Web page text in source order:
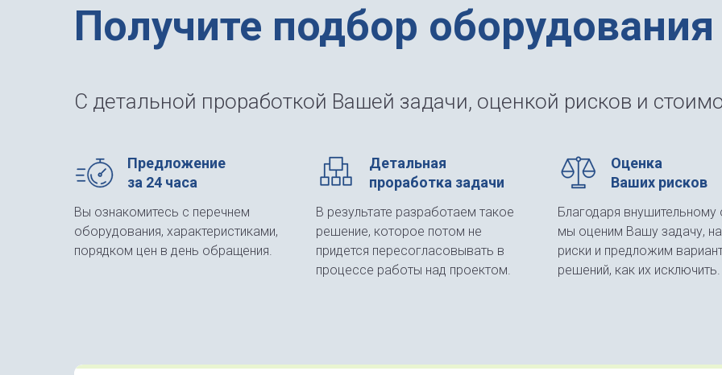
Получите подбор оборудования
С детальной проработкой Вашей задачи, оценкой рисков и
Предложение
за 24 часа
Вы ознакомитесь с перечнем
оборудования, характеристиками,
порядком цен в день обращения.
Детальная
проработка задачи
В результате разработаем такое
решение, которое потом не
придется пересогласовывать в
процессе работы над проектом.
Оценка
Ваших рисков
Благодаря внушительному
мы оценим Вашу задачу,
риски и предложим
решений, как их исключить.